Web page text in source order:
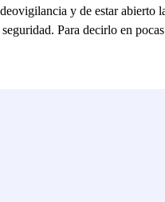
y de estar
Para decirlo en